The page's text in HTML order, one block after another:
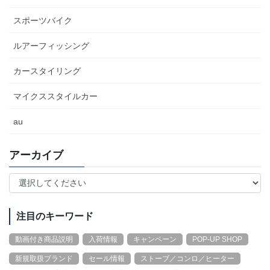
スポーツバイク
ルアーフィッシング
カースタイリング
マイクススタイルカー
au
アーカイブ
注目のキーワード
動画付き商品説明 入荷情報 キャンペーン POP-UP SHOP
新規取扱ブランド セール情報 ストーブ／コンロ／ヒーター